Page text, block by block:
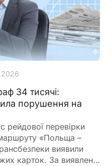
34 тисячі:
порушення на
рейдової перевірки
«Польща –
виявили
карток. За виявлене